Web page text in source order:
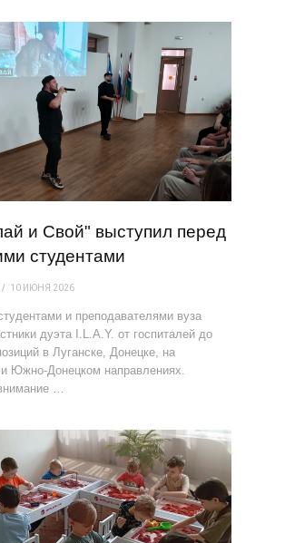
и Свой" выступил перед
студентами
10 ИЮНЯ 2026
и преподавателями вуза
дуэта I.L.A.Y. от госпиталей до
в Луганске, Донецке, на
и Южно-Донецком направлениях.
…